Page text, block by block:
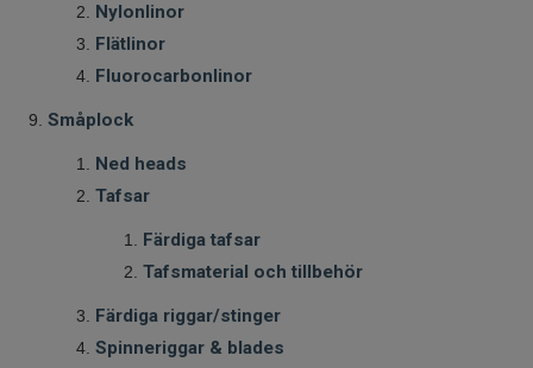
Nylonlinor
Flätlinor
Fluorocarbonlinor
Småplock
Ned heads
Tafsar
Färdiga tafsar
Tafsmaterial och tillbehör
Färdiga riggar/stinger
Spinneriggar & blades